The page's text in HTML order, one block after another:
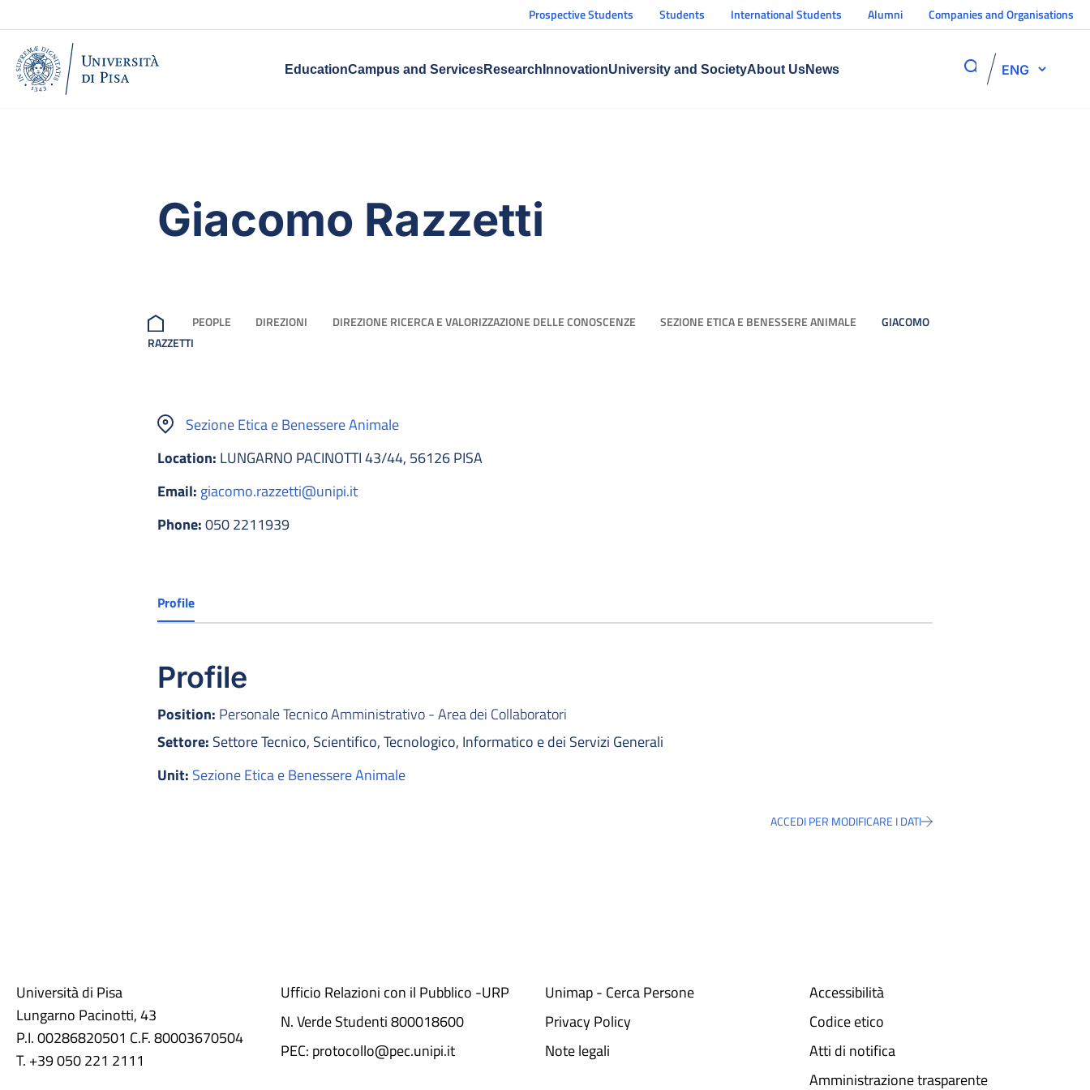
Prospective Students Students International Students Alumni Companies and Organisations
EducationCampus and ServicesResearch InnovationUniversity and SocietyAbout UsNews ENG
Giacomo Razzetti
PEOPLE DIREZIONI DIREZIONE RICERCA E VALORIZZAZIONE DELLE CONOSCENZE SEZIONE ETICA E BENESSERE ANIMALE
GIACOMO
RAZZETTI
Sezione Etica e Benessere Animale
Location: LUNGARNO PACINOTTI 43/44, 56126 PISA
Email: giacomo.razzetti@unipi.it
Phone:050 2211939
Profile
Profile
Position: Personale Tecnico Amministrativo - Area dei Collaboratori
Settore: Settore Tecnico, Scientifico, Tecnologico, Informatico e dei Servizi Generali
Unit: Sezione Etica e Benessere Animale
ACCEDI PER MODIFICARE I DATI
Università di Pisa
Lungarno Pacinotti, 43
P.I. 00286820501 C.F. 80003670504
T. +39 050 221 2111
Ufficio Relazioni con il Pubblico -URP
N. Verde Studenti 800018600​
PEC: protocollo@pec.unipi.it
Unimap - Cerca Persone
Privacy Policy
Note legali
Accessibilità
Codice etico
Atti di notifica
Amministrazione trasparente